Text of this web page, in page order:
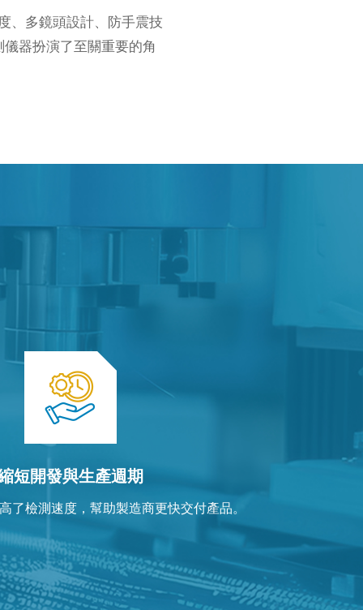
、多鏡頭設計、防手震技
器扮演了至關重要的角
短開發與生產週期
了檢測速度，幫助製造商更快交付產品。